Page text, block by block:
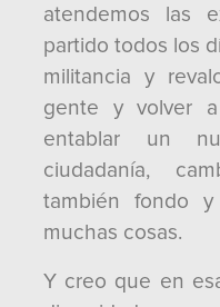
atendemos las
partido todos los
militancia y
gente y volver
entablar un
ciudadanía,
también fondo
muchas cosas.
Y creo que en